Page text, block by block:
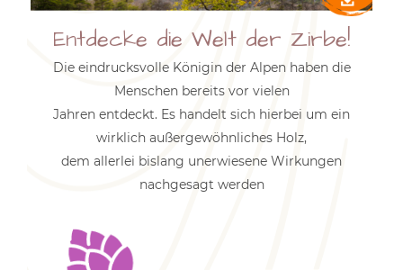
Entdecke die Welt der Zirbe!
Die eindrucksvolle Königin der Alpen haben die
Menschen bereits vor vielen
Jahren entdeckt. Es handelt sich hierbei um ein
wirklich außergewöhnliches Holz,
dem allerlei bislang unerwiesene Wirkungen
nachgesagt werden